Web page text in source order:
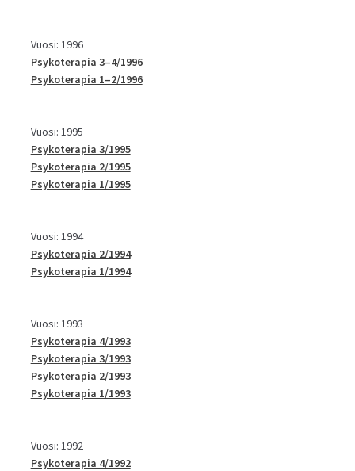
Vuosi: 1996
Psykoterapia 3–4/1996
Psykoterapia 1–2/1996
Vuosi: 1995
Psykoterapia 3/1995
Psykoterapia 2/1995
Psykoterapia 1/1995
Vuosi: 1994
Psykoterapia 2/1994
Psykoterapia 1/1994
Vuosi: 1993
Psykoterapia 4/1993
Psykoterapia 3/1993
Psykoterapia 2/1993
Psykoterapia 1/1993
Vuosi: 1992
Psykoterapia 4/1992